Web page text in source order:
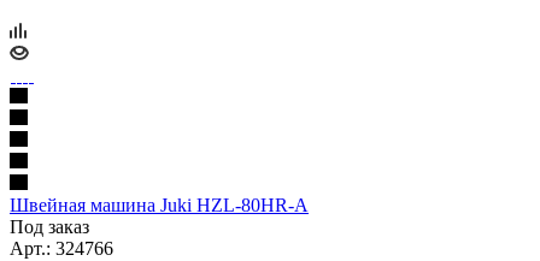
Швейная машина Juki HZL-80HR-A
Под заказ
Арт.: 324766